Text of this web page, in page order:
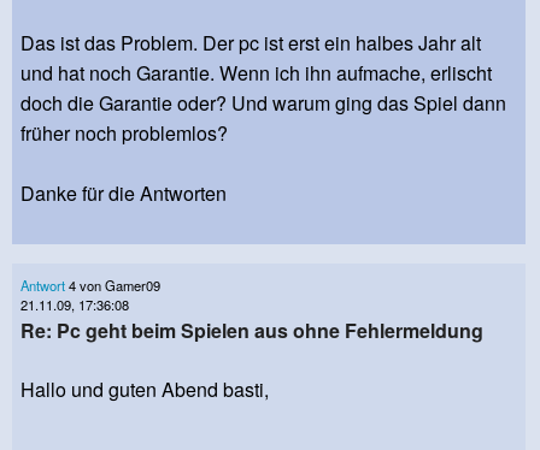
Das ist das Problem. Der pc ist erst ein halbes Jahr alt
und hat noch Garantie. Wenn ich ihn aufmache, erlischt
doch die Garantie oder? Und warum ging das Spiel dann
früher noch problemlos?
Danke für die Antworten
Antwort4 von Gamer09
21.11.09, 17:36:08
Re: Pc geht beim Spielen aus ohne Fehlermeldung
Hallo und guten Abend basti,